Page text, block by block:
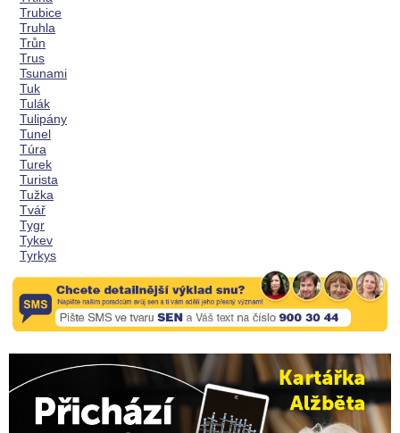
Trubice
Truhla
Trůn
Trus
Tsunami
Tuk
Tulák
Tulipány
Tunel
Túra
Turek
Turista
Tužka
Tvář
Tygr
Tykev
Tyrkys